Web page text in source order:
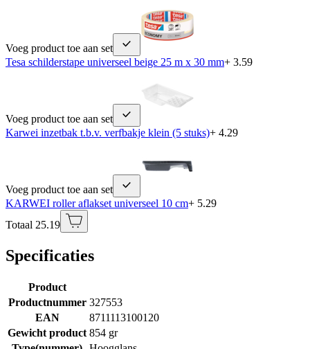
Voeg product toe aan set
Tesa schilderstape universeel beige 25 m x 30 mm+ 3.59
Voeg product toe aan set
Karwei inzetbak t.b.v. verfbakje klein (5 stuks)+ 4.29
Voeg product toe aan set
KARWEI roller aflakset universeel 10 cm+ 5.29
Totaal 25.19
Specificaties
Product
Productnummer 327553
EAN
8711113100120
Gewicht product 854 gr